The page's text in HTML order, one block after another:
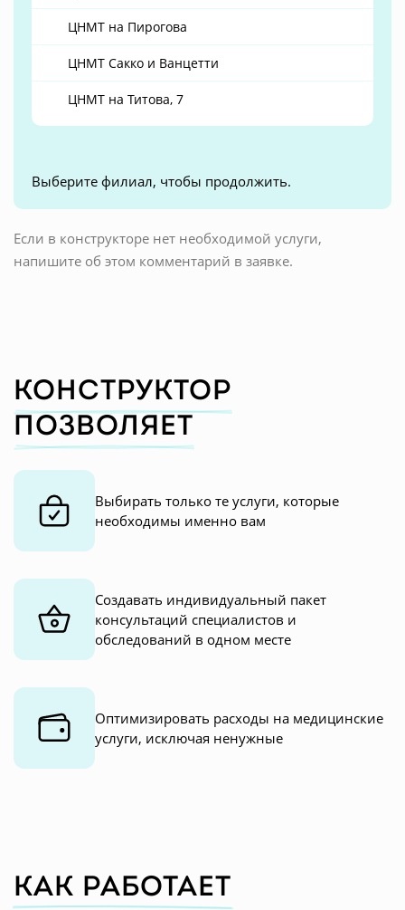
ЦНМТ на Пирогова
ЦНМТ Сакко и Ванцетти
ЦНМТ на Титова, 7
Выберите филиал, чтобы продолжить.
Если в конструкторе нет необходимой услуги,
напишите об этом комментарий в заявке.
КОНСТРУКТОР
ПОЗВОЛЯЕТ
Выбирать только те услуги, которые
необходимы именно вам
Создавать индивидуальный пакет
консультаций специалистов и
обследований в одном месте
Оптимизировать расходы на медицинские
услуги, исключая ненужные
Как работает